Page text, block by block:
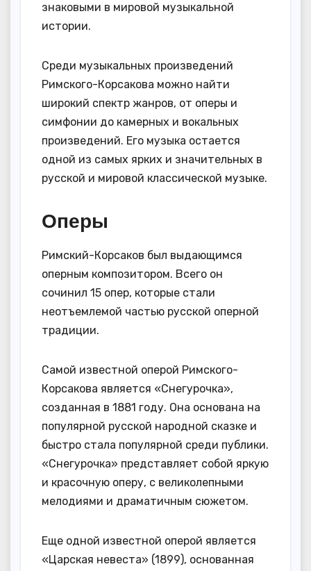
знаковыми в мировой музыкальной
истории.
Среди музыкальных произведений
Римского-Корсакова можно найти
широкий спектр жанров, от оперы и
симфонии до камерных и вокальных
произведений. Его музыка остается
одной из самых ярких и значительных в
русской и мировой классической музыке.
Оперы
Римский-Корсаков был выдающимся
оперным композитором. Всего он
сочинил 15 опер, которые стали
неотъемлемой частью русской оперной
традиции.
Самой известной оперой Римского-
Корсакова является «Снегурочка»,
созданная в 1881 году. Она основана на
популярной русской народной сказке и
быстро стала популярной среди публики.
«Снегурочка» представляет собой яркую
и красочную оперу, с великолепными
мелодиями и драматичным сюжетом.
Еще одной известной оперой является
«Царская невеста» (1899), основанная